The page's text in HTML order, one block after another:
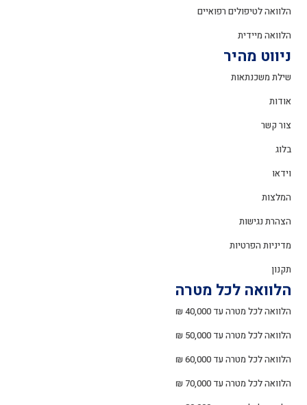
הלוואה לטיפולים רפואיים
הלוואה מיידית
ניווט מהיר
שילת משכנתאות
אודות
צור קשר
בלוג
וידאו
המלצות
הצהרת נגישות
מדיניות הפרטיות
תקנון
הלוואה לכל מטרה
הלוואה לכל מטרה עד 40,000 ₪
הלוואה לכל מטרה עד 50,000 ₪
הלוואה לכל מטרה עד 60,000 ₪
הלוואה לכל מטרה עד 70,000 ₪